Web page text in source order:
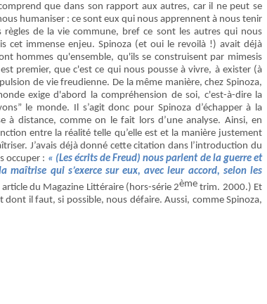
que dans son rapport aux autres, car il ne peut se
humaniser : ce sont eux qui nous apprennent à nous tenir
de la vie commune, bref ce sont les autres qui nous
cet immense enjeu. Spinoza (et oui le revoilà !) avait déjà
hommes qu'ensemble, qu'ils se construisent par mimesis
premier, que c'est ce qui nous pousse à vivre, à exister (à
de vie freudienne. De la même manière, chez Spinoza,
exige d'abord la compréhension de soi, c'est-à-dire la
le monde. Il s’agit donc pour Spinoza d’échapper à la
à distance, comme on le fait lors d’une analyse. Ainsi, en
entre la réalité telle qu’elle est et la manière justement
J’avais déjà donné cette citation dans l’introduction du
occuper : « (Les écrits de Freud) nous parlent de la guerre et
qui s’exerce sur eux, avec leur accord, selon les
du Magazine Littéraire (hors-série 2ème trim. 2000.) Et
dont il faut, si possible, nous défaire. Aussi, comme Spinoza,